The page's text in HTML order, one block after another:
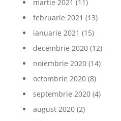
martie 2021 (11)
februarie 2021 (13)
ianuarie 2021 (15)
decembrie 2020(12)
noiembrie 2020(14)
octombrie 2020(8)
septembrie 2020(4)
august 2020(2)